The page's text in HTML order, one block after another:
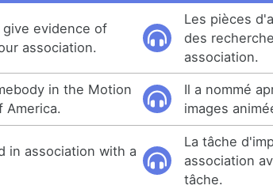
evidence of
association.
Les pièces
des
association.
in the Motion
America.
Il a nommé
images
in association with a
La tâche
association
tâche.